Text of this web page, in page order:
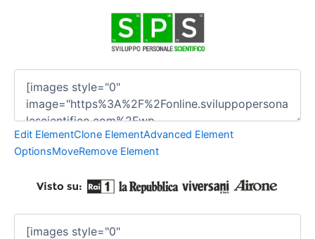
Edit ElementClone ElementAdvanced Element
OptionsMoveRemove Element